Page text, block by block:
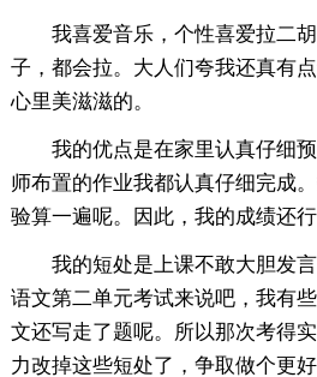
我喜爱音乐，个性喜爱拉二
子，都会拉。大人们夸我还真有
心里美滋滋的。
我的优点是在家里认真仔细
师布置的作业我都认真仔细完成
验算一遍呢。因此，我的成绩还行
我的短处是上课不敢大胆发
语文第二单元考试来说吧，我有
文还写走了题呢。所以那次考得
力改掉这些短处了，争取做个更好